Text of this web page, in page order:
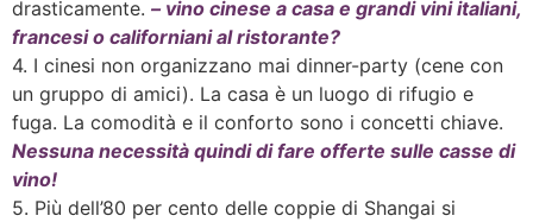
drasticamente. – vino cinese a casa e grandi vini italiani,
francesi o californiani al ristorante?
4. I cinesi non organizzano mai dinner-party (cene con
un gruppo di amici). La casa è un luogo di rifugio e
fuga. La comodità e il conforto sono i concetti chiave.
Nessuna necessità quindi di fare offerte sulle casse di
vino!
5. Più dell’80 per cento delle coppie di Shangai si